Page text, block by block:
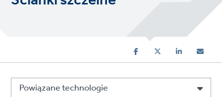
Powiązane technologie